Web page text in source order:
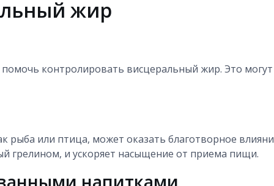
жир
контролировать висцеральный жир. Это
рыба или птица, может оказать благотворное
грелином, и ускоряет насыщение от приема пищи.